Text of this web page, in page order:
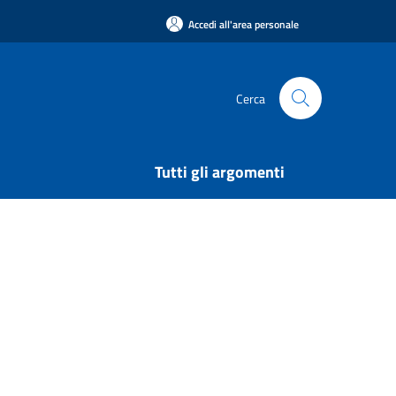
Accedi all'area personale
Cerca
Tutti gli argomenti